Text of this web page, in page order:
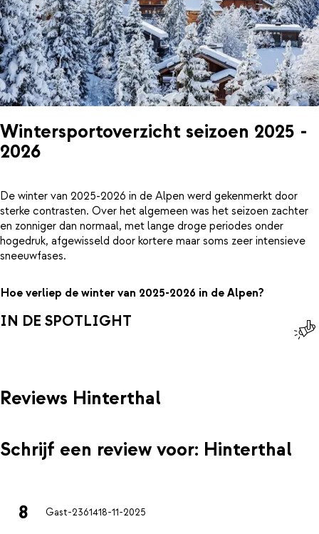
Wintersportoverzicht seizoen 2025 -
2026
De winter van 2025-2026 in de Alpen werd gekenmerkt door
sterke contrasten. Over het algemeen was het seizoen zachter
en zonniger dan normaal, met lange droge periodes onder
hogedruk, afgewisseld door kortere maar soms zeer intensieve
sneeuwfases.
Hoe verliep de winter van 2025-2026 in de Alpen?
IN DE SPOTLIGHT
Reviews Hinterthal
Schrijf een review voor: Hinterthal
8 Gast-2361418-11-2025